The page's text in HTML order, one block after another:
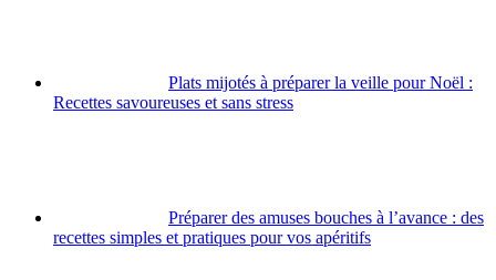
Plats mijotés à préparer la veille pour Noël :
Recettes savoureuses et sans stress
Préparer des amuses bouches à l’avance : des
recettes simples et pratiques pour vos apéritifs